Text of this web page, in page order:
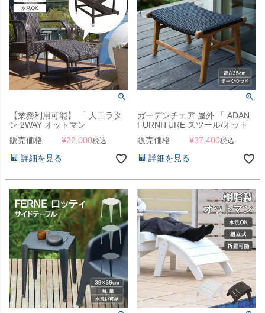
【業務利用可能】 「 人工ラタ
ン 2WAY オットマン
JUICYGARDEN オリジナル 」
販売価格 ¥22,000税込
詳細を見る
ガーデンチェア 屋外 「 ADAN
FURNITURE スツール/オット
マン KOL-AD002 」
販売価格 ¥37,400税込
詳細を見る